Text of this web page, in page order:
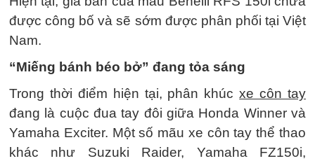
được công bố và sẽ sớm được phân phối tại Việt
Nam.
“Miếng bánh béo bở” đang tỏa sáng
Trong thời điểm hiện tại, phân khúcxe côn tay
đang là cuộc đua tay đôi giữa Honda Winner và
Yamaha Exciter. Một số mãu xe côn tay thể thao
khác như Suzuki Raider, Yamaha FZ150i,